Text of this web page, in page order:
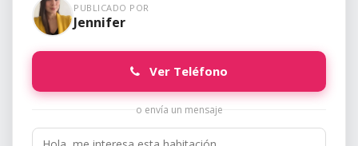
PUBLICADO POR
Jennifer
Ver Teléfono
o envía un mensaje